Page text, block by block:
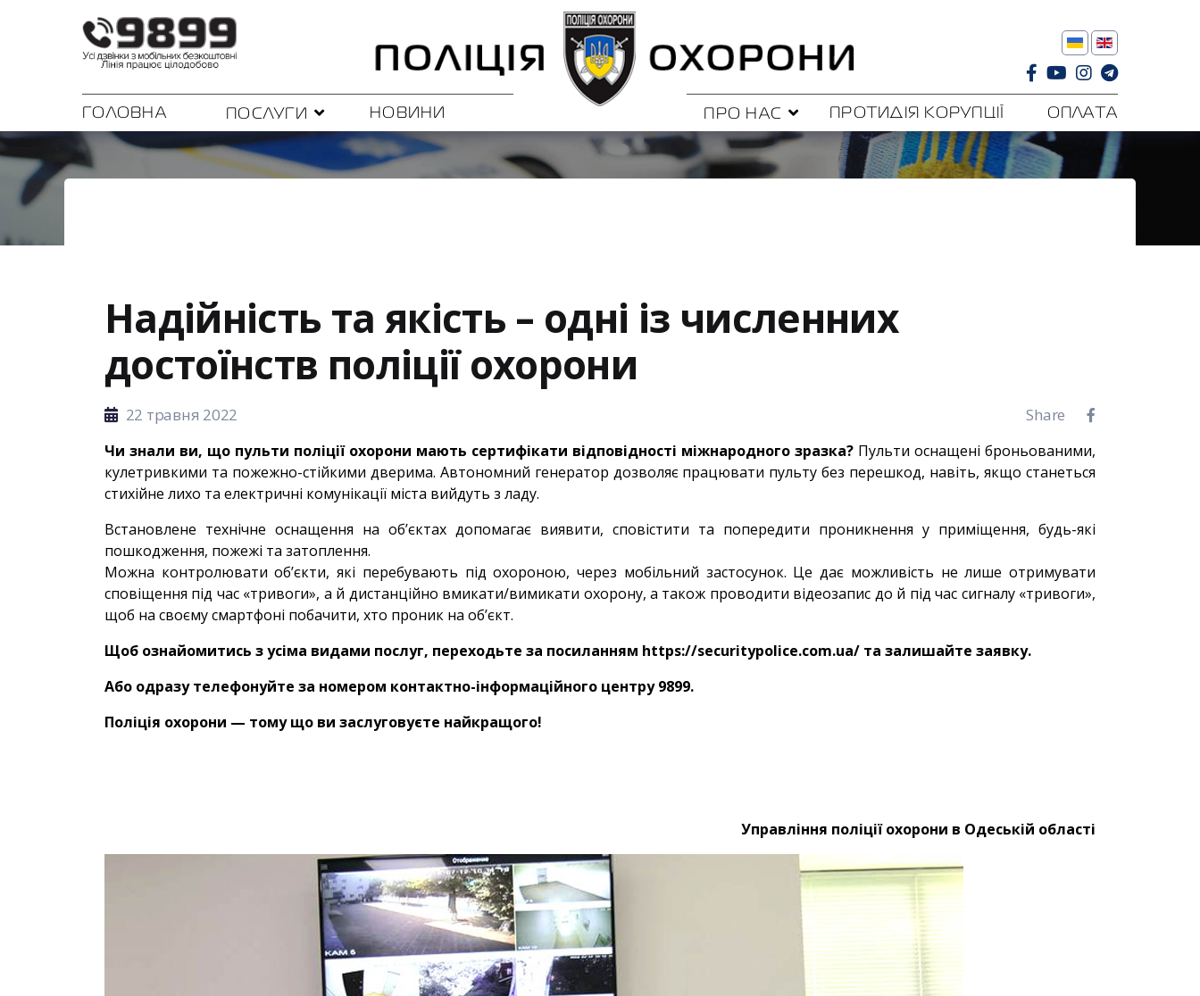
ГОЛОВНА ПОСЛУГИ НОВИНИ ПРО НАС ПРОТИДІЯ КОРУПЦІЇ ОПЛАТА
Надійність та якість – одні із численних
достоїнств поліції охорони
22 травня 2022 Share
Чи знали ви, що пульти поліції охорони мають сертифікати відповідності міжнародного зразка? Пульти оснащені броньованими,
кулетривкими та пожежно-стійкими дверима. Автономний генератор дозволяє працювати пульту без перешкод, навіть, якщо станеться
стихійне лихо та електричні комунікації міста вийдуть з ладу.
Встановлене технічне оснащення на об’єктах допомагає виявити, сповістити та попередити проникнення у приміщення, будь-які
пошкодження, пожежі та затоплення.
Можна контролювати об’єкти, які перебувають під охороною, через мобільний застосунок. Це дає можливість не лише отримувати
сповіщення під час «тривоги», а й дистанційно вмикати/вимикати охорону, а також проводити відеозапис до й під час сигналу «тривоги»,
щоб на своєму смартфоні побачити, хто проник на об’єкт.
Щоб ознайомитись з усіма видами послуг, переходьте за посиланням https://securitypolice.com.ua/ та залишайте заявку.
Або одразу телефонуйте за номером контактно-інформаційного центру 9899.
Поліція охорони — тому що ви заслуговуєте найкращого!
Управління поліції охорони в Одеській області